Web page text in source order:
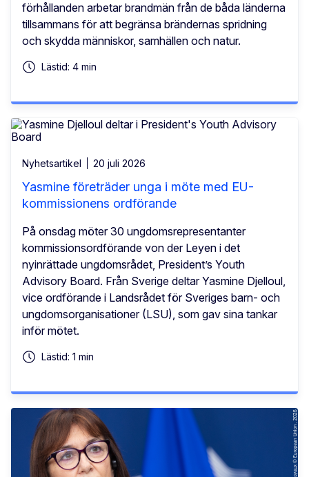
förhållanden arbetar brandmän från de båda länderna
tillsammans för att begränsa brändernas spridning
och skydda människor, samhällen och natur.
Lästid: 4 min
Nyhetsartikel 20 juli 2026
Yasmine företräder unga i möte med EU-
kommissionens ordförande
På onsdag möter 30 ungdomsrepresentanter
kommissionsordförande von der Leyen i det
nyinrättade ungdomsrådet, President’s Youth
Advisory Board. Från Sverige deltar Yasmine Djelloul,
vice ordförande i Landsrådet för Sveriges barn- och
ungdomsorganisationer (LSU), som gav sina tankar
inför mötet.
Lästid: 1 min